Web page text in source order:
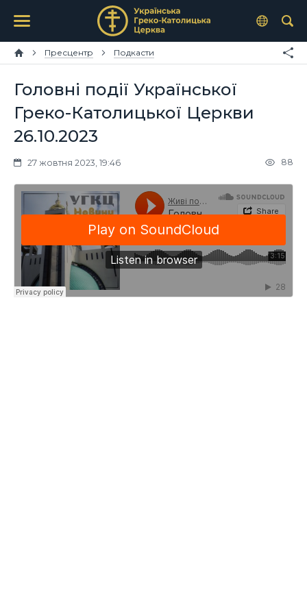
Пресцентр Подкасти
Головні події Української
Греко-Католицької Церкви
26.10.2023
27 жовтня 2023, 19:46 88